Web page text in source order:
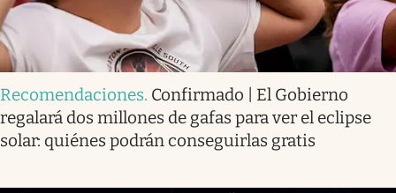
Recomendaciones. Confirmado | El Gobierno
regalará dos millones de gafas para ver el eclipse
solar: quiénes podrán conseguirlas gratis